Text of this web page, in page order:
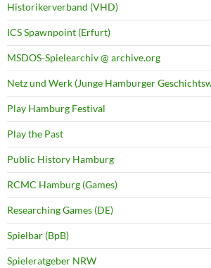
Historikerverband (VHD)
ICS Spawnpoint (Erfurt)
MSDOS-Spielearchiv @ archive.org
Netz und Werk (Junge Hamburger
Play Hamburg Festival
Play the Past
Public History Hamburg
RCMC Hamburg (Games)
Researching Games (DE)
Spielbar (BpB)
Spieleratgeber NRW